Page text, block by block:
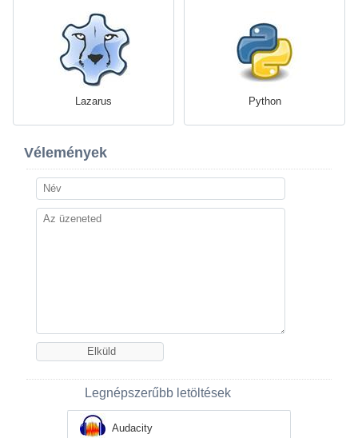
Lazarus Python
Vélemények
Legnépszerűbb letöltések
Audacity